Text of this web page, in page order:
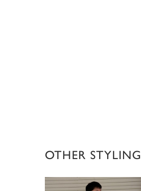
OTHER STYLING